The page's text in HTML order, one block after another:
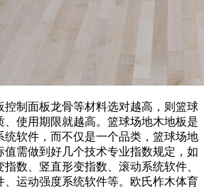
控制面板龙骨等材料选对越高，则篮球
、使用期限就越高。篮球场地木地板是
统软件，而不仅是一个品类，篮球场地
值需做到好几个技术专业指数规定，如
数、竖直形变指数、滚动系统软件、
、运动强度系统软件等。欧氏柞木体育